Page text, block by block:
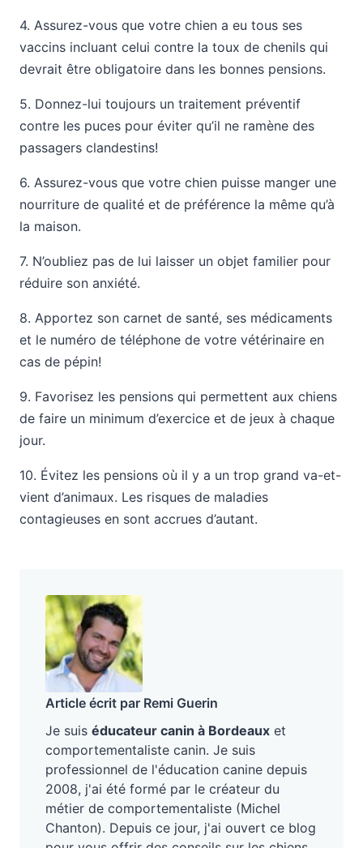
4. Assurez-vous que votre chien a eu tous ses
vaccins incluant celui contre la toux de chenils qui
devrait être obligatoire dans les bonnes pensions.
5. Donnez-lui toujours un traitement préventif
contre les puces pour éviter qu’il ne ramène des
passagers clandestins!
6. Assurez-vous que votre chien puisse manger une
nourriture de qualité et de préférence la même qu’à
la maison.
7. N’oubliez pas de lui laisser un objet familier pour
réduire son anxiété.
8. Apportez son carnet de santé, ses médicaments
et le numéro de téléphone de votre vétérinaire en
cas de pépin!
9. Favorisez les pensions qui permettent aux chiens
de faire un minimum d’exercice et de jeux à chaque
jour.
10. Évitez les pensions où il y a un trop grand va-et-
vient d’animaux. Les risques de maladies
contagieuses en sont accrues d’autant.
Article écrit par Remi Guerin
Je suis éducateur canin à Bordeaux et
comportementaliste canin. Je suis
professionnel de l'éducation canine depuis
2008, j'ai été formé par le créateur du
métier de comportementaliste (Michel
Chanton). Depuis ce jour, j'ai ouvert ce blog